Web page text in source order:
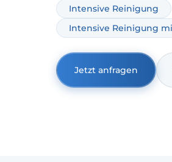
schonend und
oder empfindliche
Intensive Reinigung
Intensive Reinigung
Jetzt anfragen